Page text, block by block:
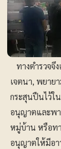
ทางตำรวจจึ
เจตนา, พยาย
กระสุนปืนไว้ใ
อนุญาตและพา
หมู่บ้าน หรือทา
อนุญาตให้มีอ